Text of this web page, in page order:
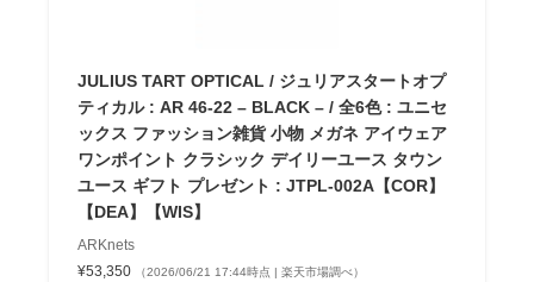
JULIUS TART OPTICAL / ジュリアスタートオプ
ティカル : AR 46-22 – BLACK – / 全6色 : ユニセ
ックス ファッション雑貨 小物 メガネ アイウェア
ワンポイント クラシック デイリーユース タウン
ユース ギフト プレゼント : JTPL-002A【COR】
【DEA】【WIS】
ARKnets
¥53,350
（2026/06/21 17:44時点 | 楽天市場調べ）